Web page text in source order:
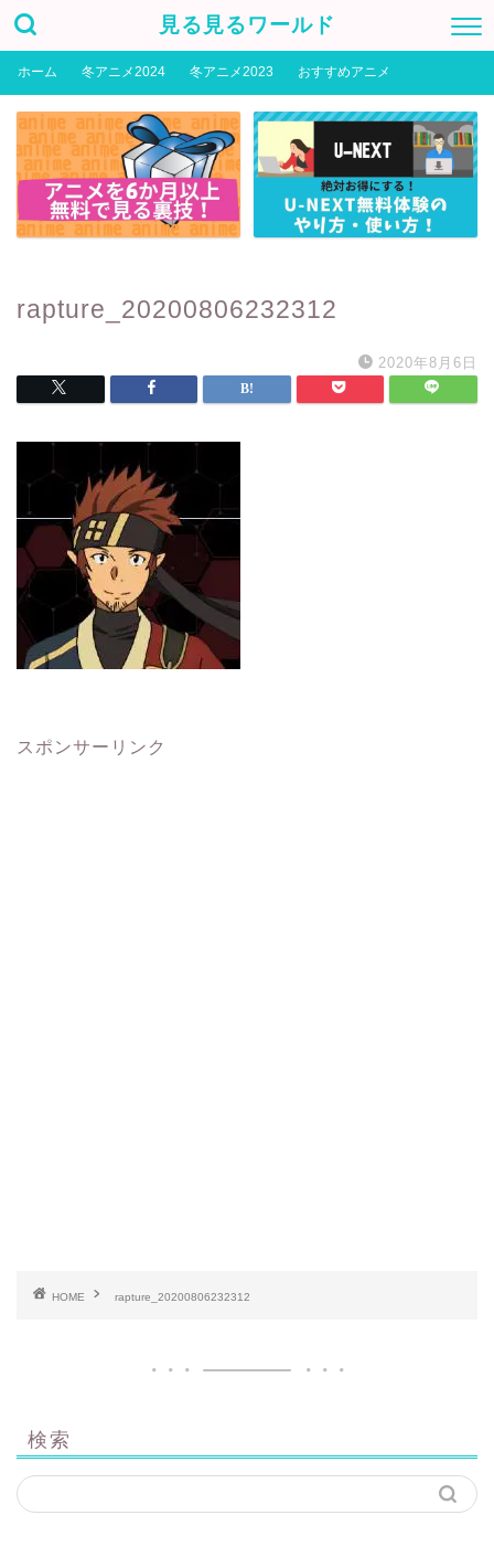
見る見るワールド
ホーム 冬アニメ2024 冬アニメ2023 おすすめアニメ
rapture_20200806232312
2020年8月6日
スポンサーリンク
HOME rapture_20200806232312
検索